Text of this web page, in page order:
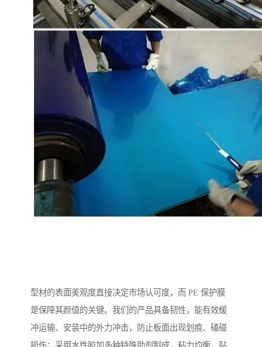
型材的表面美观度直接决定市场认可度，而 PE 保护膜
是保障其颜值的关键。我们的产品具备韧性，能有效缓
冲运输、安装中的外力冲击，防止板面出现划痕、磕碰
损伤；采用水性胶加多种特殊助剂制成，粘力均衡，贴